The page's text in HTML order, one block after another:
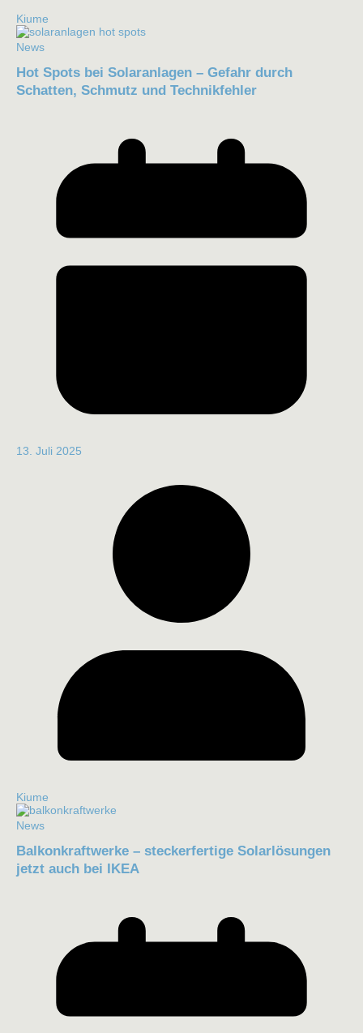
Kiume
News
Hot Spots bei Solaranlagen – Gefahr durch
Schatten, Schmutz und Technikfehler
13. Juli 2025
Kiume
News
Balkonkraftwerke – steckerfertige Solarlösungen
jetzt auch bei IKEA